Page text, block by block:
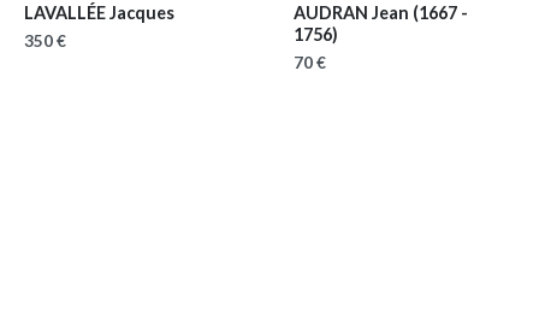
LAVALLÉE Jacques
350 €
AUDRAN Jean (1667 -
1756)
70 €